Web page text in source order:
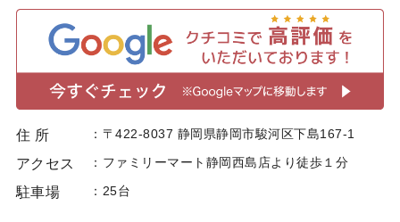
住 所 〒422-8037 静岡県静岡市駿河区下島167-1
アクセス ファミリーマート静岡西島店より徒歩１分
駐車場 25台